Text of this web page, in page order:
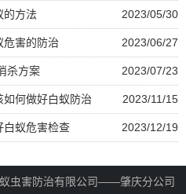
2023/05/30
的方法
2023/06/27
危害的防治
2023/07/23
杀方案
2023/11/15
何做好白蚁防治
2023/12/19
白蚁危害检查
虫害防治有限公司——肇庆分公司